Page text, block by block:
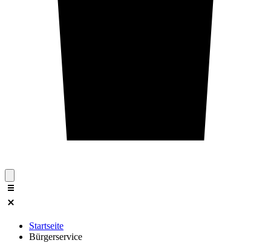
Startseite
Bürgerservice